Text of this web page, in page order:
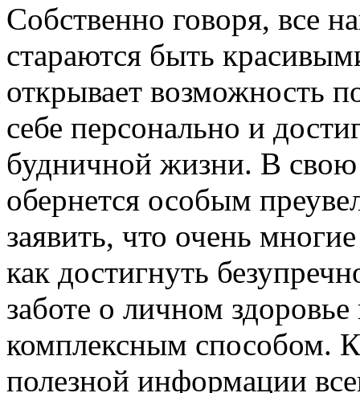
Собственно говоря, все
стараются быть
открывает возможность
себе персонально и
будничной жизни. В свою
обернется особым
заявить, что очень
как достигнуть
заботе о личном
комплексным способом.
полезной информации